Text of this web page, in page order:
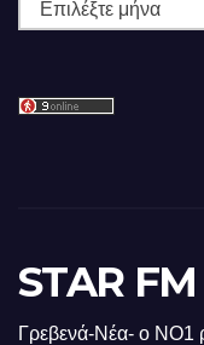
STAR
Γρεβενά-Νέα- ο ΝΟ1